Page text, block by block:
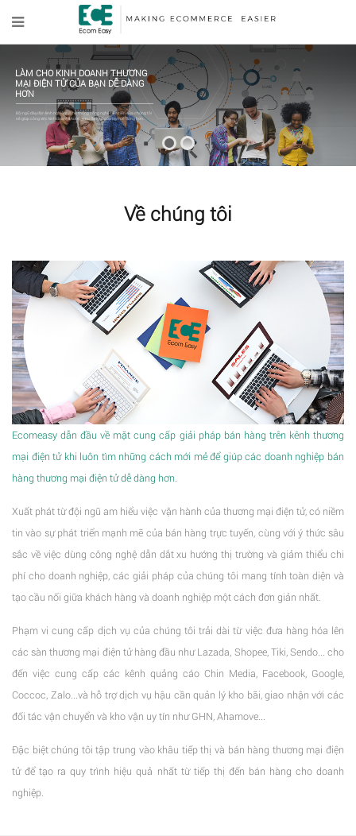
LÀM CHO KINH DOANH THƯƠNG
MẠI ĐIỆN TỬ CỦA BẠN DỄ DÀNG
HƠN
Đội ngũ dày dặn kinh nghiệm và hệ thống công nghệ tiên tiến của chúng tôi
sẽ giúp công việc kinh doanh thương mại điện tử của bạn dễ dàng hơn.
Về chúng tôi
Ecomeasy dẫn đầu về mặt cung cấp giải pháp bán hàng trên kênh thương
mại điện tử khi luôn tìm những cách mới mẻ để giúp các doanh nghiệp bán
hàng thương mại điện tử dễ dàng hơn.
Xuất phát từ đội ngũ am hiểu việc vận hành của thương mại điện tử, có niềm
tin vào sự phát triển mạnh mẽ của bán hàng trực tuyến, cùng với ý thức sâu
sắc về việc dùng công nghệ dẫn dắt xu hướng thị trường và giảm thiểu chi
phí cho doanh nghiệp, các giải pháp của chúng tôi mang tính toàn diện và
tạo cầu nối giữa khách hàng và doanh nghiệp một cách đơn giản nhất.
Phạm vi cung cấp dịch vụ của chúng tôi trải dài từ việc đưa hàng hóa lên
các sàn thương mại điện tử hàng đầu như Lazada, Shopee, Tiki, Sendo... cho
đến việc cung cấp các kênh quảng cáo Chin Media, Facebook, Google,
Coccoc, Zalo...và hỗ trợ dịch vụ hậu cần quản lý kho bãi, giao nhận với các
đối tác vận chuyển và kho vận uy tín như GHN, Ahamove...
Đặc biệt chúng tôi tập trung vào khâu tiếp thị và bán hàng thương mại điện
tử để tạo ra quy trình hiệu quả nhất từ tiếp thị đến bán hàng cho doanh
nghiệp.